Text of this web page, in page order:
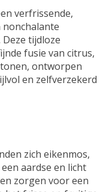
verfrissende,
nonchalante
tijdloze
fusie van citrus,
ontworpen
en zelfverzekerd
zich eikenmos,
aardse en licht
zorgen voor een